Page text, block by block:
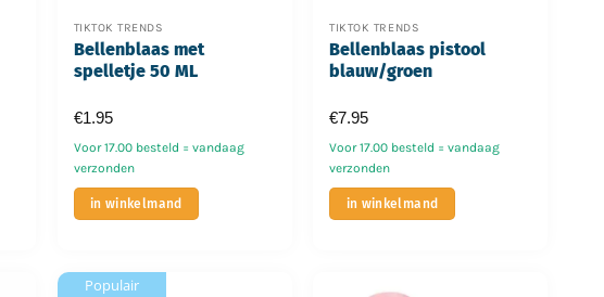
TIKTOK TRENDS
Bellenblaas met
spelletje 50 ML
Voor 17.00 besteld = vandaag
verzonden
€1.95
in winkelmand
TIKTOK TRENDS
Bellenblaas pistool
blauw/groen
Voor 17.00 besteld = vandaag
verzonden
€7.95
in winkelmand
Populair